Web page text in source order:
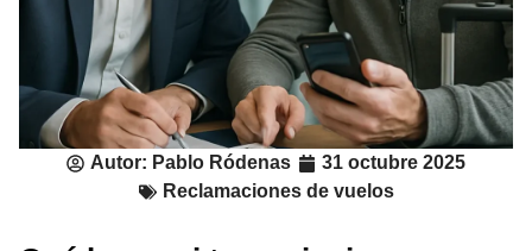
Autor: Pablo Ródenas
31 octubre 2025
Reclamaciones de vuelos